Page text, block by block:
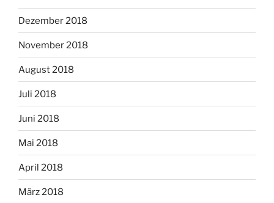
Dezember 2018
November 2018
August 2018
Juli 2018
Juni 2018
Mai 2018
April 2018
März 2018